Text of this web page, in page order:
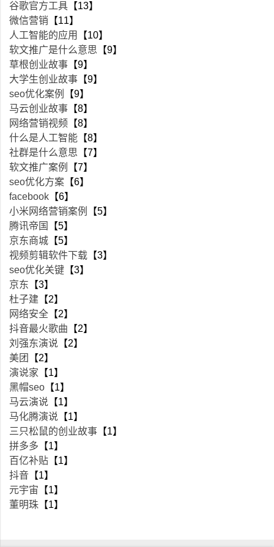
谷歌官方工具 【13】
微信营销 【11】
人工智能的应用
【10】
软文推广是什么意思 【9】
草根创业故事 【9】
大学生创业故事 【9】
seo优化案例
【9】
马云创业故事 【8】
网络营销视频 【8】
什么是人工智能 【8】
社群是什么意思 【7】
软文推广案例
【7】
seo优化方案 【6】
facebook 【6】
小米网络营销案例
【5】
腾讯帝国
【5】
京东商城 【5】
视频剪辑软件下载 【3】
seo优化关键 【3】
京东 【3】
杜子建 【2】
网络安全 【2】
抖音最火歌曲 【2】
刘强东演说 【2】
美团
【2】
演说家 【1】
黑帽seo 【1】
马云演说 【1】
马化腾演说 【1】
三只松鼠的创业故事 【1】
拼多多 【1】
百亿补贴 【1】
抖音 【1】
元宇宙 【1】
董明珠 【1】